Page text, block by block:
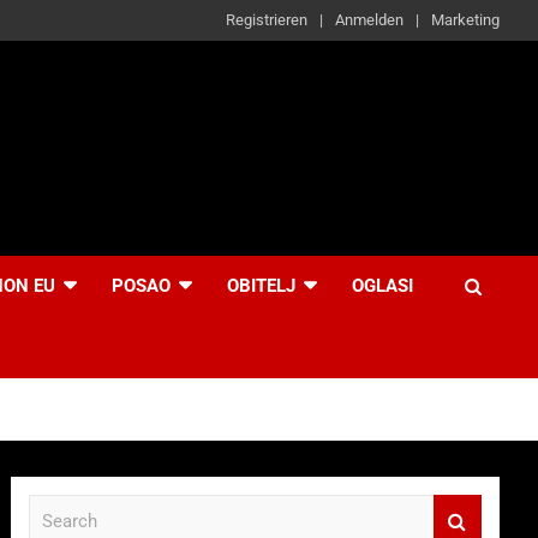
Registrieren Anmelden Marketing
EU POSAO OBITELJ OGLASI